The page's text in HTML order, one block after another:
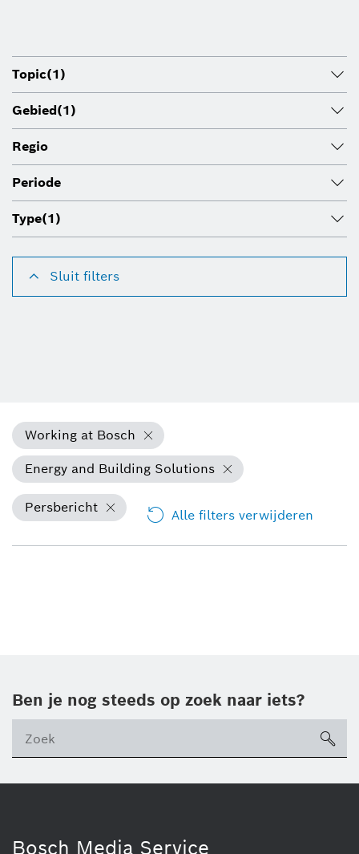
Topic(1)
Gebied(1)
Regio
Periode
Type(1)
Sluit filters
Working at Bosch
Energy and Building Solutions
Persbericht Alle filters verwijderen
Ben je nog steeds op zoek naar iets?
Bosch Media Service